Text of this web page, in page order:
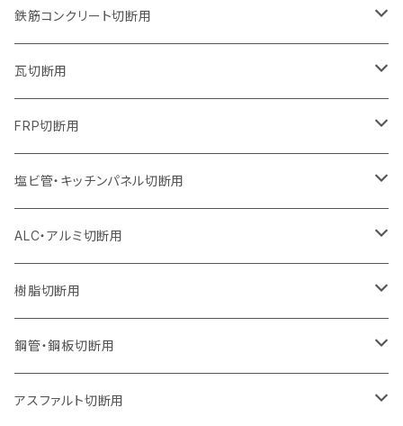
セグメント
セグメント（特殊凸凹加工チップ）
355mm（14インチ）
セグメント
セグメント（特殊凸凹加工チップ）
405mm（16インチ）
セグメントタイプ
ウェーブタイプ
セグメントタイプ
ウェーブタイプ
255mm（10インチ）
セグメントタイプ
305mm（12インチ）
セグメント
セグメント（特殊凸凹加工チップ）
355mm（14インチ）
セグメント
セグメント（特殊凸凹加工チップ）
ウェーブタイプ
セグメントタイプ
ウェーブタイプ
230mm（9インチ）
セグメントタイプ
ウェーブタイプ
255mm（10インチ）
セグメントタイプ
305mm（12インチ）
セグメント
セグメント（特殊凸凹加工チップ）
355mm（14インチ）
セグメント
セグメント（特殊凸凹加工チップ）
セグメントタイプ
205mm（8インチ）
セグメントタイプ
230mm（9インチ）
セグメントタイプ
255mm（10インチ）
セグメントタイプ（一般道路カッター用
305mm（12インチ）
セグメントタイプ
セグメントタイプ（一般道路カッター用
355mm（14インチ）
セグメントタイプ
セグメントタイプ（一般道路カッター用
405mm（16インチ）
セグメントタイプ
セグメントタイプ（一般道路カッター用
455mm（18インチ）
セグメント（一般道路カッター用
セグメントタイプ（ビス穴付き
セグメントタイプ
180mm（7インチ）
セグメントタイプ
205mm（8インチ）
セグメントタイプ
230mm（9インチ）
セグメントタイプ
305mm（12インチ）
セグメントタイプ
埋設鋳鉄管工事対応タイプ
355mm（14インチ）
セグメントタイプ
埋設鋳鉄管工事対応タイプ
405mm（16インチ）
セグメントタイプ
埋設鋳鉄管工事対応タイプ
ウェーブタイプ
セグメントタイプ
ウェーブタイプ
150mm（6インチ）
セグメントタイプ
ウェーブタイプ
180mm（7インチ）
セグメントタイプ
ウェーブタイプ
205mm（8インチ）
セグメントタイプ
ウェーブタイプ
230mm（9インチ）
セグメントタイプ
ウェーブタイプ
255mm（10インチ）
セグメントタイプ
セグメントタイプ（一般道路カッター用
305mm（12インチ）
セグメント
セグメント（特殊凸凹加工チップ）
355mm（14インチ）
セグメント
405mm（16インチ）
105mm（4インチ）
セグメントタイプ
125mm（5インチ）
セグメントタイプ
150mm（6インチ）
セグメントタイプ
180mm（7インチ）
セグメントタイプ
205mm（8インチ）
セグメントタイプ
230mm（9インチ）
セグメントタイプ
255mm（10インチ）
セグメントタイプ
305mm（12インチ）
鉄筋コンクリート切断用
305mm（12インチ）
セグメントタイプ
355mm（14インチ）
セグメントタイプ
405mm（16インチ）
セグメントタイプ
瓦切断用
105mm（4インチ）
FRP切断用
125ｍｍ（5インチ）
塩ビ管・キッチンパネル切断用
125ｍｍ（5インチ）
ALC・アルミ切断用
305mm（12インチ）
砥石（補強綱入り）
355mm（14インチ）
砥石（補強綱入り）
樹脂切断用
305mm（12インチ）
砥石（補強綱入り）
355mm（14インチ）
鋼管・鋼板切断用
305mm（12インチ）
アスファルト切断用